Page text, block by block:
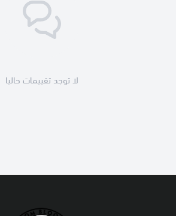
لا توجد تقييمات حاليا